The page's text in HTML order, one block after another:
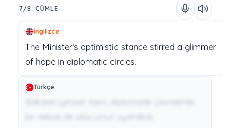
7/8. CÜMLE
İngilizce
The Minister's optimistic stance stirred a glimmer
of hope in diplomatic circles.
Türkçe
Bakanın iyimser tavrı, diplomatik çevrelerde
bir nebze de olsa umut uyandırdı.